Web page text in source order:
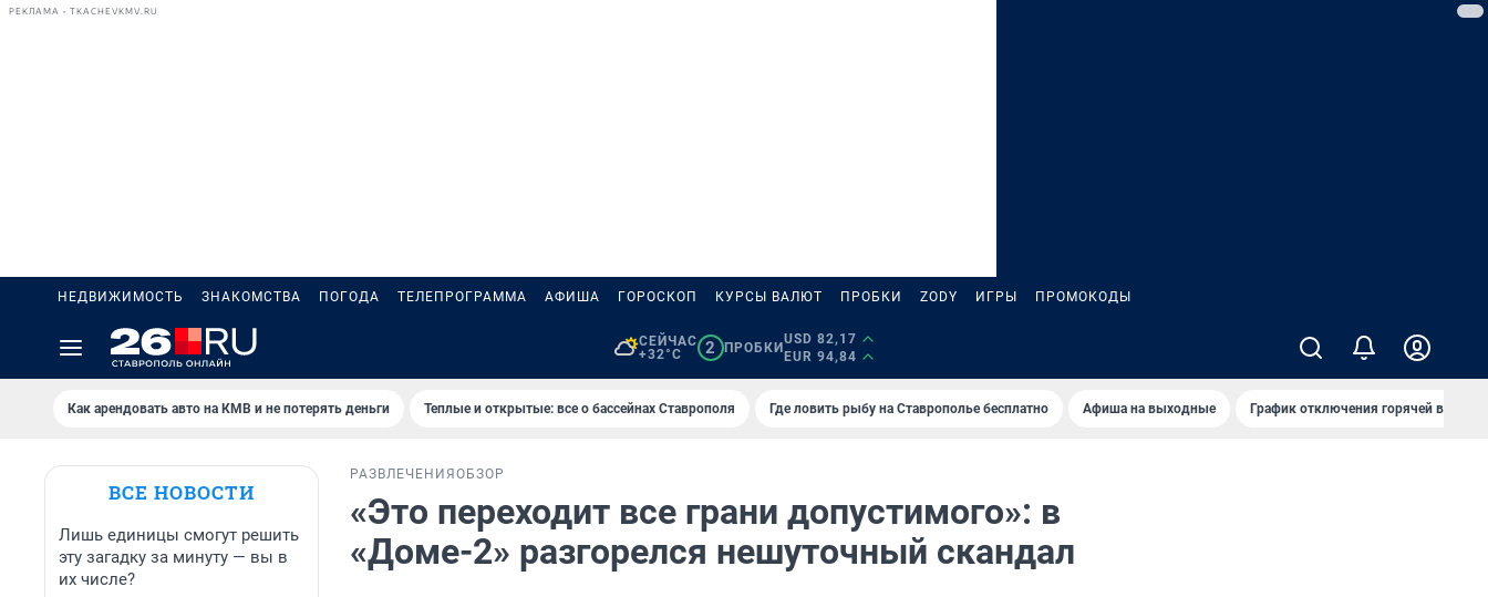
РЕКЛАМА • TKACHEVKMV.RU
НЕДВИЖИМОСТЬ ЗНАКОМСТВА ПОГОДА ТЕЛЕПРОГРАММА АФИША ГОРОСКОП КУРСЫ ВАЛЮТ ПРОБКИ ZODY ИГРЫ ПРОМОКОДЫ
СЕЙЧАС
+32°C
2 ПРОБКИ
USD 82,17
EUR 94,84
Как арендовать авто на КМВ и не потерять деньги Теплые и открытые: все о бассейнах Ставрополя Где ловить рыбу на Ставрополье бесплатно Афиша на выходные График отключения горячей воды в
ВСЕ НОВОСТИ
Лишь единицы смогут решить
эту загадку за минуту — вы в
их числе?
РАЗВЛЕЧЕНИЯ ОБЗОР
«Это переходит все грани допустимого»: в
«Доме-2» разгорелся нешуточный скандал